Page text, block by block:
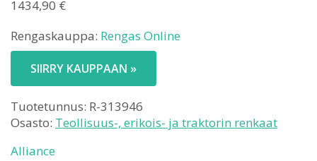
1434,90 €
Rengaskauppa: Rengas Online
SIIRRY KAUPPAAN »
Tuotetunnus: R-313946
Osasto: Teollisuus-, erikois- ja traktorin renkaat
Alliance